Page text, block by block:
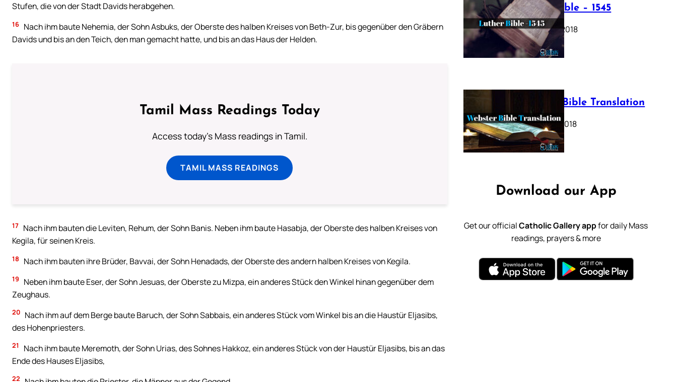
Stufen, die von der Stadt Davids herabgehen.
16 Nach ihm baute Nehemia, der Sohn Asbuks, der Oberste des halben Kreises von Beth-Zur, bis gegenüber den Gräbern
Davids und bis an den Teich, den man gemacht hatte, und bis an das Haus der Helden.
Tamil Mass Readings Today
Access today's Mass readings in Tamil.
TAMIL MASS READINGS
17 Nach ihm bauten die Leviten, Rehum, der Sohn Banis. Neben ihm baute Hasabja, der Oberste des halben Kreises von
Kegila, für seinen Kreis.
18 Nach ihm bauten ihre Brüder, Bavvai, der Sohn Henadads, der Oberste des andern halben Kreises von Kegila.
19
Neben ihm baute Eser, der Sohn Jesuas, der Oberste zu Mizpa, ein anderes Stück den Winkel hinan gegenüber dem
Zeughaus.
20 Nach ihm auf dem Berge baute Baruch, der Sohn Sabbais, ein anderes Stück vom Winkel bis an die Haustür Eljasibs,
des Hohenpriesters.
21
Nach ihm baute Meremoth, der Sohn Urias, des Sohnes Hakkoz, ein anderes Stück von der Haustür Eljasibs, bis an das
Ende des Hauses Eljasibs,
22
Luther Bible – 1545
October 17, 2018
Webster Bible Translation
October 11, 2018
Download our App
Get our officialCatholic Gallery appfor daily Mass
readings, prayers & more